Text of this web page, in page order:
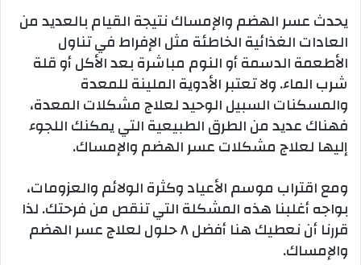
يحدث عسر الهضم والإمساك نتيجة القيام بالعديد من
العادات الغذائية الخاطئة مثل الإفراط في تناول
الأطعمة الدسمة أو النوم مباشرة بعد الأكل أو قلة
شرب الماء. ولا تعتبر الأدوية الملينة للمعدة
والمسكنات السبيل الوحيد لعلاج مشكلات المعدة،
فهناك عديد من الطرق الطبيعية التي يمكنك اللجوء
إليها لعلاج مشكلات عسر الهضم والإمساك.
ومع اقتراب موسم الأعياد وكثرة الولائم والعزومات،
بواجه أغلبنا هذه المشكلة التي تنقص من فرحتك. لذا
قررنا أن نعطيك هنا أفضل ٨ حلول لعلاج عسر الهضم
والإمساك.